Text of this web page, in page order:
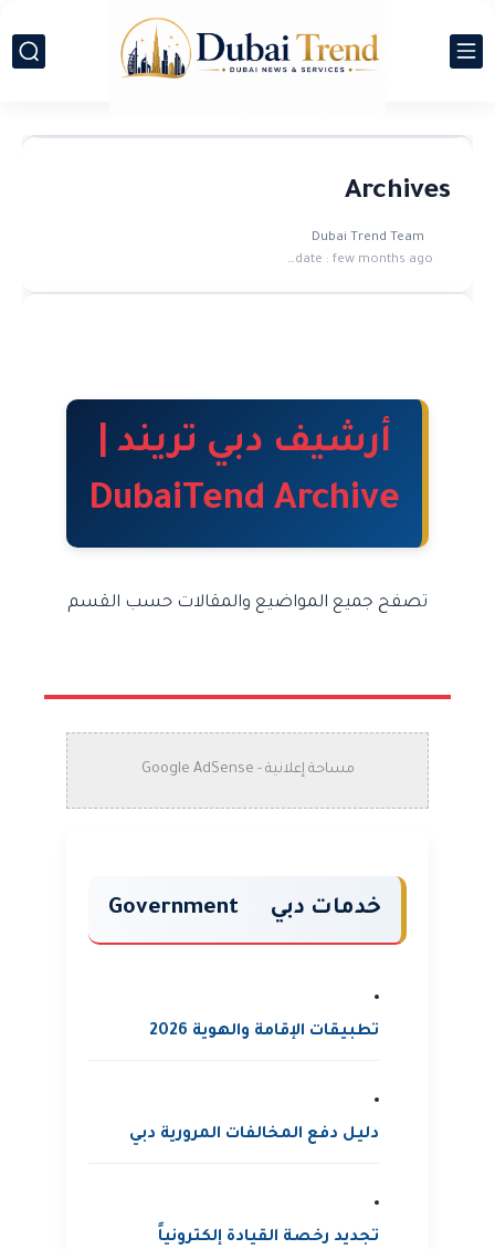
Archives
Dubai Trend Team
Last update :
few months ago
أرشيف دبي تريند |
DubaiTend Archive
تصفح جميع المواضيع والمقالات حسب القسم
مساحة إعلانية - Google AdSense
خدمات دبي Government
تطبيقات الإقامة والهوية 2026
دليل دفع المخالفات المرورية دبي
تجديد رخصة القيادة إلكترونياً